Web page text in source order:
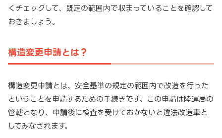
くチェックして、既定の範囲内で収まっていることを確認して
おきましょう。
構造変更申請とは？
構造変更申請とは、安全基準の規定の範囲内で改造を行った
ということを申請するための手続きです。この申請は陸運局の
管轄となり、申請後に検査を受けておかないと違法改造車と
してみなされます。